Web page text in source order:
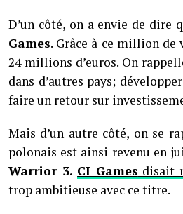
D’un côté, on a envie de dire
Games. Grâce à ce million de
24 millions d’euros. On
dans d’autres pays;
faire un retour sur
Mais d’un autre côté, on se
polonais est ainsi revenu en
Warrior 3. CI Games disait
trop ambitieuse avec ce titre.